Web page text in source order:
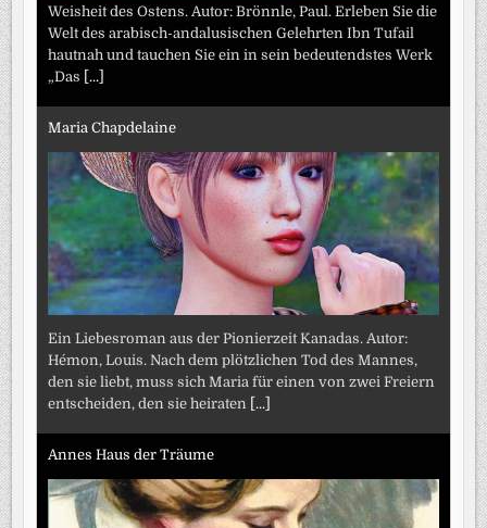
Weisheit des Ostens. Autor: Brönnle, Paul. Erleben Sie die
Welt des arabisch-andalusischen Gelehrten Ibn Tufail
hautnah und tauchen Sie ein in sein bedeutendstes Werk
„Das [...]
Maria Chapdelaine
Ein Liebesroman aus der Pionierzeit Kanadas. Autor:
Hémon, Louis. Nach dem plötzlichen Tod des Mannes,
den sie liebt, muss sich Maria für einen von zwei Freiern
entscheiden, den sie heiraten [...]
Annes Haus der Träume